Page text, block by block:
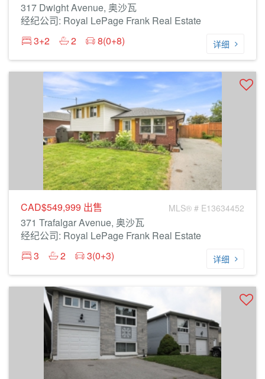
317 Dwight Avenue, 奥沙瓦
经纪公司: Royal LePage Frank Real Estate
3+2
2 8(0+8) 详细
CAD$549,999 出售 MLS® # E13634452
371 Trafalgar Avenue, 奥沙瓦
经纪公司: Royal LePage Frank Real Estate
3
2 3(0+3) 详细